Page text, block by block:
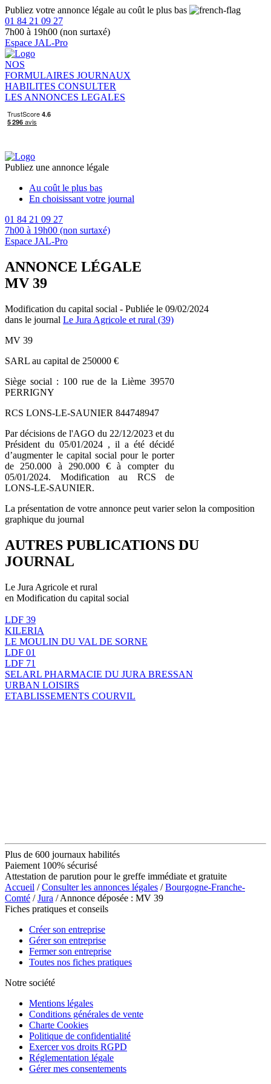
Publiez votre annonce légale au coût le plus bas
01 84 21 09 27
7h00 à 19h00 (non surtaxé)
Espace JAL-Pro
NOS
FORMULAIRES JOURNAUX
HABILITES CONSULTER
LES ANNONCES LEGALES
Publiez une annonce légale
Au coût le plus bas
En choisissant votre journal
01 84 21 09 27
7h00 à 19h00 (non surtaxé)
Espace JAL-Pro
ANNONCE LÉGALE
MV 39
Modification du capital social - Publiée le 09/02/2024
dans le journal Le Jura Agricole et rural (39)
MV 39
SARL au capital de 250000 €
Siège social : 100 rue de la Lième 39570
PERRIGNY
RCS LONS-LE-SAUNIER 844748947
Par décisions de l'AGO du 22/12/2023 et du
Président du 05/01/2024 , il a été décidé
d’augmenter le capital social pour le porter
de 250.000 à 290.000 € à compter du
05/01/2024. Modification au RCS de
LONS-LE-SAUNIER.
La présentation de votre annonce peut varier selon la composition
graphique du journal
AUTRES PUBLICATIONS DU
JOURNAL
Le Jura Agricole et rural
en Modification du capital social
LDF 39
KILERIA
LE MOULIN DU VAL DE SORNE
LDF 01
LDF 71
SELARL PHARMACIE DU JURA BRESSAN
URBAN LOISIRS
ETABLISSEMENTS COURVIL
Plus de 600 journaux habilités
Paiement 100% sécurisé
Attestation de parution pour le greffe immédiate et gratuite
Accueil /Consulter les annonces légales /Bourgogne-Franche-
Comté /Jura / Annonce déposée : MV 39
Fiches pratiques et conseils
Créer son entreprise
Gérer son entreprise
Fermer son entreprise
Toutes nos fiches pratiques
Notre société
Mentions légales
Conditions générales de vente
Charte Cookies
Politique de confidentialité
Exercer vos droits RGPD
Réglementation légale
Gérer mes consentements